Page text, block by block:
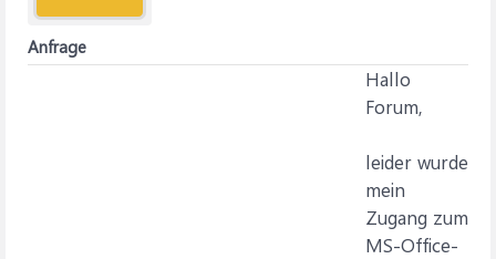
Anfrage
Hallo
Forum,
leider wurde
mein
Zugang zum
MS-Office-